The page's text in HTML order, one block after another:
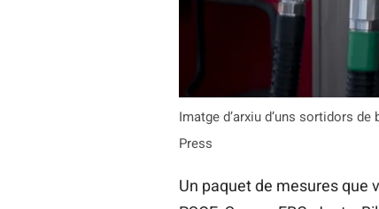
Imatge d’arxiu d’uns sortidors
Press
Un paquet de mesures que